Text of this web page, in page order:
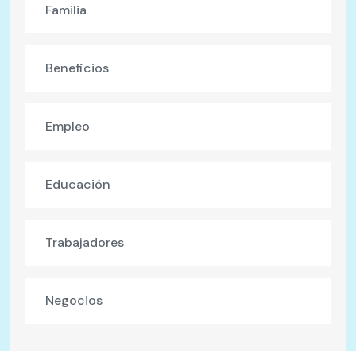
Familia
Beneficios
Empleo
Educación
Trabajadores
Negocios